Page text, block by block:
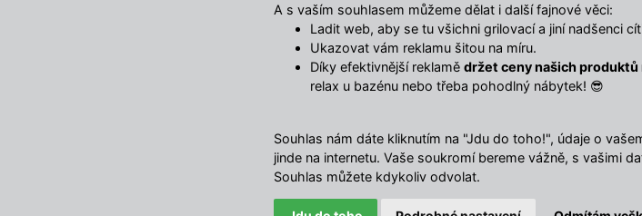
A s vaším souhlasem můžeme dělat i další fajnové věci:
Ladit web, aby se tu všichni grilovací a jiní nadšenci
Ukazovat vám reklamu šitou na míru.
Díky efektivnější reklamě držet ceny našich produktů
relax u bazénu nebo třeba pohodlný nábytek! 😎
Souhlas nám dáte kliknutím na "Jdu do toho!", údaje o
jinde na internetu. Vaše soukromí bereme vážně, s vašimi
Souhlas můžete kdykoliv odvolat.